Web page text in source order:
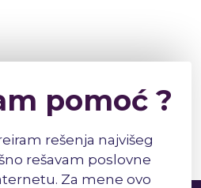
pomoć ?
rešenja najvišeg
rešavam poslovne
Za mene ovo